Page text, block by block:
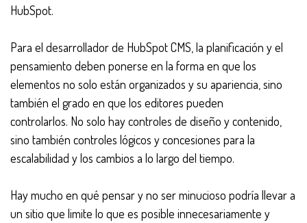
HubSpot.
Para el desarrollador de HubSpot CMS, la planificación y el
pensamiento deben ponerse en la forma en que los
elementos no solo están organizados y su apariencia, sino
también el grado en que los editores pueden
controlarlos. No solo hay controles de diseño y contenido,
sino también controles lógicos y concesiones para la
escalabilidad y los cambios a lo largo del tiempo.
Hay mucho en qué pensar y no ser minucioso podría llevar a
un sitio que limite lo que es posible innecesariamente y